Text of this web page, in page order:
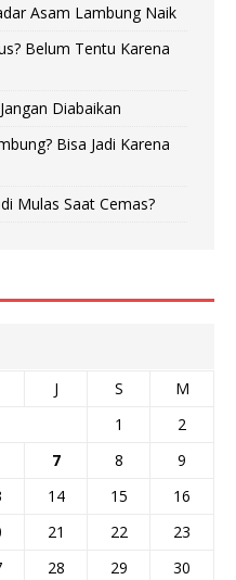
Asam Lambung Naik
Belum Tentu Karena
Diabaikan
Bisa Jadi Karena
Mulas Saat Cemas?
J S
M
1
2
7 8
9
14 15
16
21 22
23
28 29
30